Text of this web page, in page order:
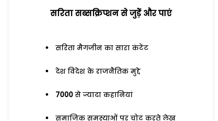
सरिता सब्सक्रिप्शन से जुड़ेें और पाएं
सरिता मैगजीन का सारा कंटेंट
देश विदेश के राजनैतिक मुद्दे
7000 से ज्यादा कहानियां
समाजिक समस्याओं पर चोट करते लेख